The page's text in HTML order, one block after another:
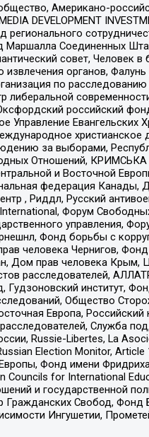
Американо-
DEVELOPMENT
Соединенных
совет, Человек в
органов,
по
либеральной
российский
Евангельских
христианское
за выборами,
Отношений,
и Восточной
федерация Канады,
, Риддл, Русский
Форум
управления,
Фонд борьбы с
человека Чернигов,
Дом прав человека Крым,
расследователей,
институт,
Общество
Европа, Российский
Служба
Russie-Libertes, La
Election Monitor,
Фонд имени
for International
и государственной
Гражданских Свобод, Фонд
Ингушетии,